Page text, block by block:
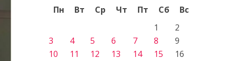
Пн Вт Ср Чт Пт Сб
Вс
1
2
3
4 5 6 7 8
9
10
11 12 13 14 15
16